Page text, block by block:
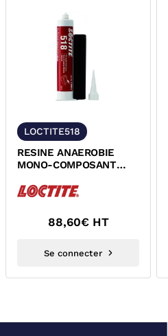
LOCTITE518
RESINE ANAEROBIE
MONO-COMPOSANT
RESISTANCE
88,60€ HT
Se connecter